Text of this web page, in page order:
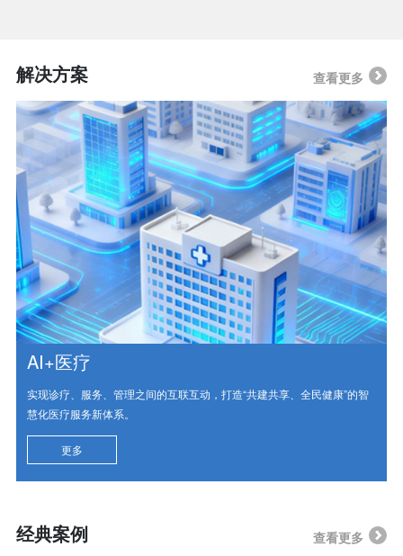
解决方案 查看更多
AI+医疗
实现诊疗、服务、管理之间的互联互动，打造“共建共享、全民健康”的智
慧化医疗服务新体系。
更多
经典案例 查看更多